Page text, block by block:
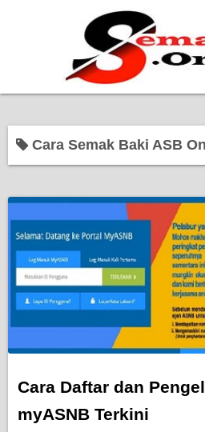
Bantuan Kerajaan
Pendidikan
Kerja Kosong Terkini
Cara Semak Baki ASB
Cara Daftar dan
myASNB Terkini